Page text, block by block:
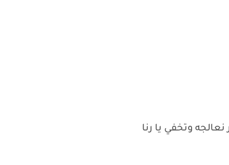
وتخفي يا رنا